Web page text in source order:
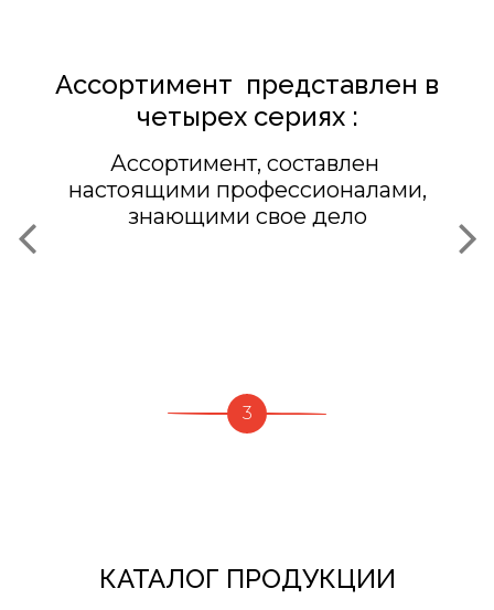
Ассортимент представлен в
четырех сериях :
Ассортимент, составлен
настоящими профессионалами,
знающими свое дело
3
КАТАЛОГ ПРОДУКЦИИ